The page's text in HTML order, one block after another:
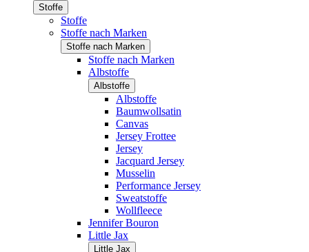
Stoffe
Stoffe
Stoffe nach Marken
Stoffe nach Marken
Stoffe nach Marken
Albstoffe
Albstoffe
Albstoffe
Baumwollsatin
Canvas
Jersey Frottee
Jersey
Jacquard Jersey
Musselin
Performance Jersey
Sweatstoffe
Wollfleece
Jennifer Bouron
Little Jax
Little Jax